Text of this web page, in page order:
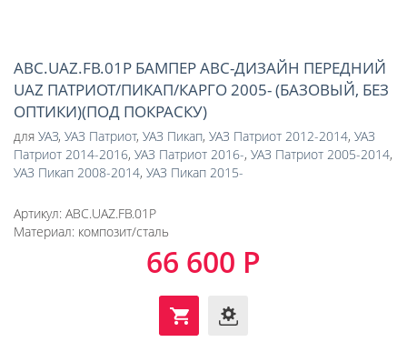
ABC.UAZ.FB.01P БАМПЕР АВС-ДИЗАЙН ПЕРЕДНИЙ
UAZ ПАТРИОТ/ПИКАП/КАРГО 2005- (БАЗОВЫЙ, БЕЗ
ОПТИКИ)(ПОД ПОКРАСКУ)
для УАЗ, УАЗ Патриот, УАЗ Пикап, УАЗ Патриот 2012-2014, УАЗ
Патриот 2014-2016, УАЗ Патриот 2016-, УАЗ Патриот 2005-2014,
УАЗ Пикап 2008-2014, УАЗ Пикап 2015-
Артикул: ABC.UAZ.FB.01P
Материал: композит/сталь
66 600 Р